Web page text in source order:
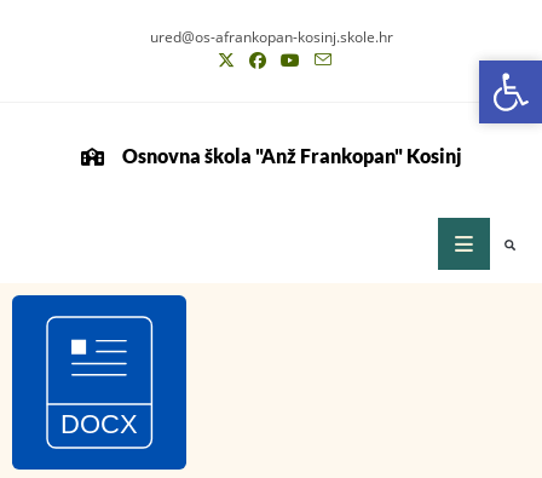
ured@os-afrankopan-kosinj.skole.hr
Osnovna škola "Anž Frankopan" Kosinj